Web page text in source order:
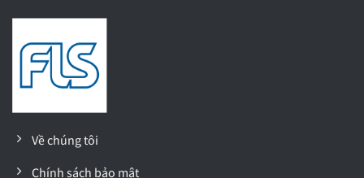
Về chúng tôi
Chính sách bảo mật